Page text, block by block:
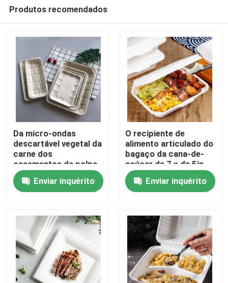
Casa
Produtos
Sobre nós
Excursão da fábrica
Controle da qualidade
Produtos recomendados
Da micro-ondas
descartável vegetal da
carne dos
casamentos da polpa
do bagaço da cana-
de-açúcar do fruto
bandeja segura
Enviar inquérito
O recipiente de
alimento articulado do
bagaço da cana-de-
açúcar de 7 x de 5in
polpa biodegradável
remove a lancheira
Enviar inquérito